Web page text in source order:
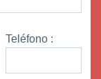
Teléfono :